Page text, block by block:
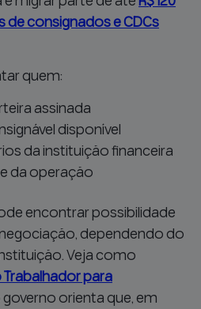
consignados e CDCs
quem:
assinada
disponível
da instituição financeira
da operação
encontrar possibilidade
dependendo do
Veja como
para
governo orienta que, em